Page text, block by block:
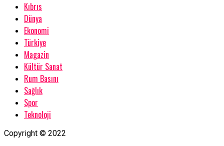
Kıbrıs
Dünya
Ekonomi
Türkiye
Magazin
Kültür Sanat
Rum Basını
Sağlık
Spor
Teknoloji
Copyright © 2022